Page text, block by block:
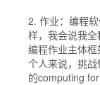
2. 作业：编程
样，我会说我
编程作业主体
个人来说，挑
的computing